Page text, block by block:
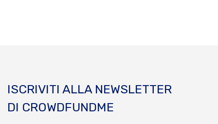
ISCRIVITI ALLA NEWSLETTER
DI CROWDFUNDME